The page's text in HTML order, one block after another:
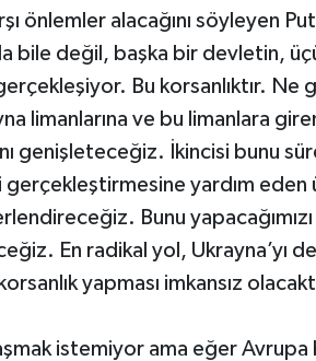
önlemler alacağını söyleyen
bile değil, başka bir devletin,
Bu korsanlıktır. Ne
limanlarına ve bu limanlara
genişleteceğiz. İkincisi bunu
gerçekleştirmesine yardım
Bunu
En radikal yol, Ukrayna’yı
yapması imkansız
istemiyor ama eğer Avrupa